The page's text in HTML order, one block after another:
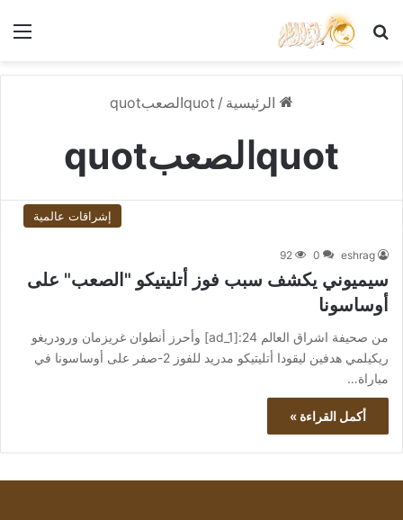
بحث عن
الرئيسية / quotالصعبquot
quotالصعبquot
إشراقات عالمية
eshrag
0
92
سيميوني يكشف سبب فوز أتليتيكو "الصعب" على
أوساسونا
من صحيفة اشراق العالم 24:[ad_1] وأحرز أنطوان غريزمان ورودريغو
ريكيلمي هدفين ليقودا أتليتيكو مدريد للفوز 2-صفر على أوساسونا في
مباراة…
أكمل القراءة »